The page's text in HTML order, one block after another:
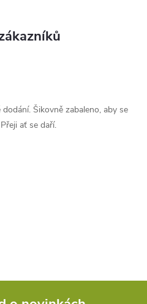
Šikovně zabaleno, aby se
ať se daří.